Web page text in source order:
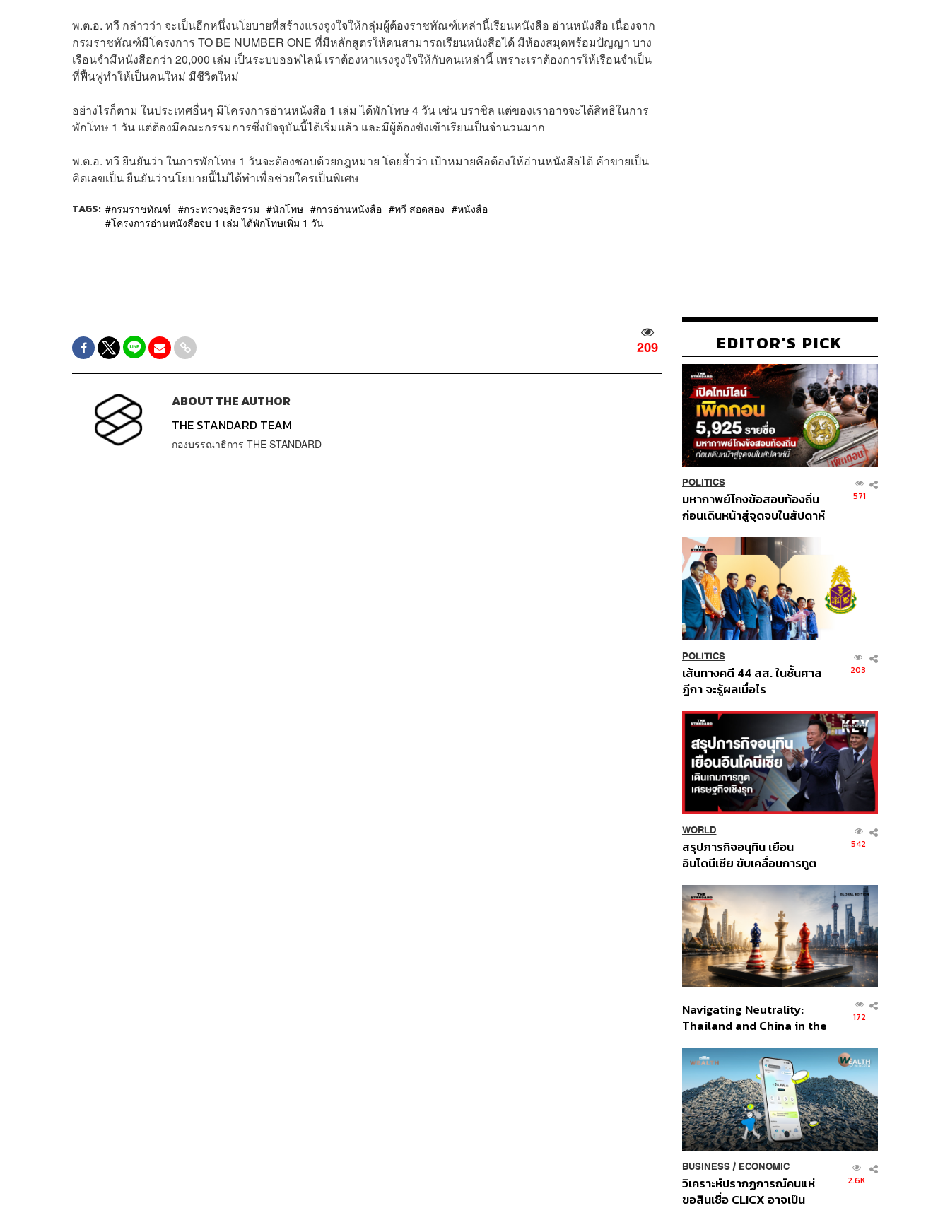
พ.ต.อ. ทวี กล่าวว่า จะเป็นอีกหนึ่งนโยบายที่สร้างแรงจูงใจให้กลุ่มผู้ต้องราชทัณฑ์เหล่านี้เรียนหนังสือ อ่านหนังสือ เนื่องจาก
กรมราชทัณฑ์มีโครงการ TO BE NUMBER ONE ที่มีหลักสูตรให้คนสามารถเรียนหนังสือได้ มีห้องสมุดพร้อมปัญญา บาง
เรือนจำมีหนังสือกว่า 20,000 เล่ม เป็นระบบออฟไลน์ เราต้องหาแรงจูงใจให้กับคนเหล่านี้ เพราะเราต้องการให้เรือนจำเป็น
ที่ฟื้นฟูทำให้เป็นคนใหม่ มีชีวิตใหม่
อย่างไรก็ตาม ในประเทศอื่นๆ มีโครงการอ่านหนังสือ 1 เล่ม ได้พักโทษ 4 วัน เช่น บราซิล แต่ของเราอาจจะได้สิทธิในการ
พักโทษ 1 วัน แต่ต้องมีคณะกรรมการซึ่งปัจจุบันนี้ได้เริ่มแล้ว และมีผู้ต้องขังเข้าเรียนเป็นจำนวนมาก
พ.ต.อ. ทวี ยืนยันว่า ในการพักโทษ 1 วันจะต้องชอบด้วยกฎหมาย โดยย้ำว่า เป้าหมายคือต้องให้อ่านหนังสือได้ ค้าขายเป็น
คิดเลขเป็น ยืนยันว่านโยบายนี้ไม่ได้ทำเพื่อช่วยใครเป็นพิเศษ
TAGS: กรมราชทัณฑ์ กระทรวงยุติธรรม นักโทษ การอ่านหนังสือ ทวี สอดส่อง
หนังสือ
โครงการอ่านหนังสือจบ 1 เล่ม ได้พักโทษเพิ่ม 1 วัน
209
ABOUT THE AUTHOR
THE STANDARD TEAM
กองบรรณาธิการ THE STANDARD
EDITOR'S PICK
POLITICS
มหากาพย์โกงข้อสอบท้องถิ่น
ก่อนเดินหน้าสู่จุดจบในสัปดาห์
571
POLITICS
เส้นทางคดี 44 สส. ในชั้นศาล
ฎีกา จะรู้ผลเมื่อไร
203
WORLD
สรุปภารกิจอนุทิน เยือน
อินโดนีเซีย ขับเคลื่อนการทูต
ส่วนยุทธศาสตร์ไทย –
อินโดนีเซีย
542
Navigating Neutrality:
Thailand and China in the
Order
172
BUSINESS/ ECONOMIC
วิเคราะห์ปรากฏการณ์คนแห่
ขอสินเชื่อ CLICX อาจเป็น
2.6K